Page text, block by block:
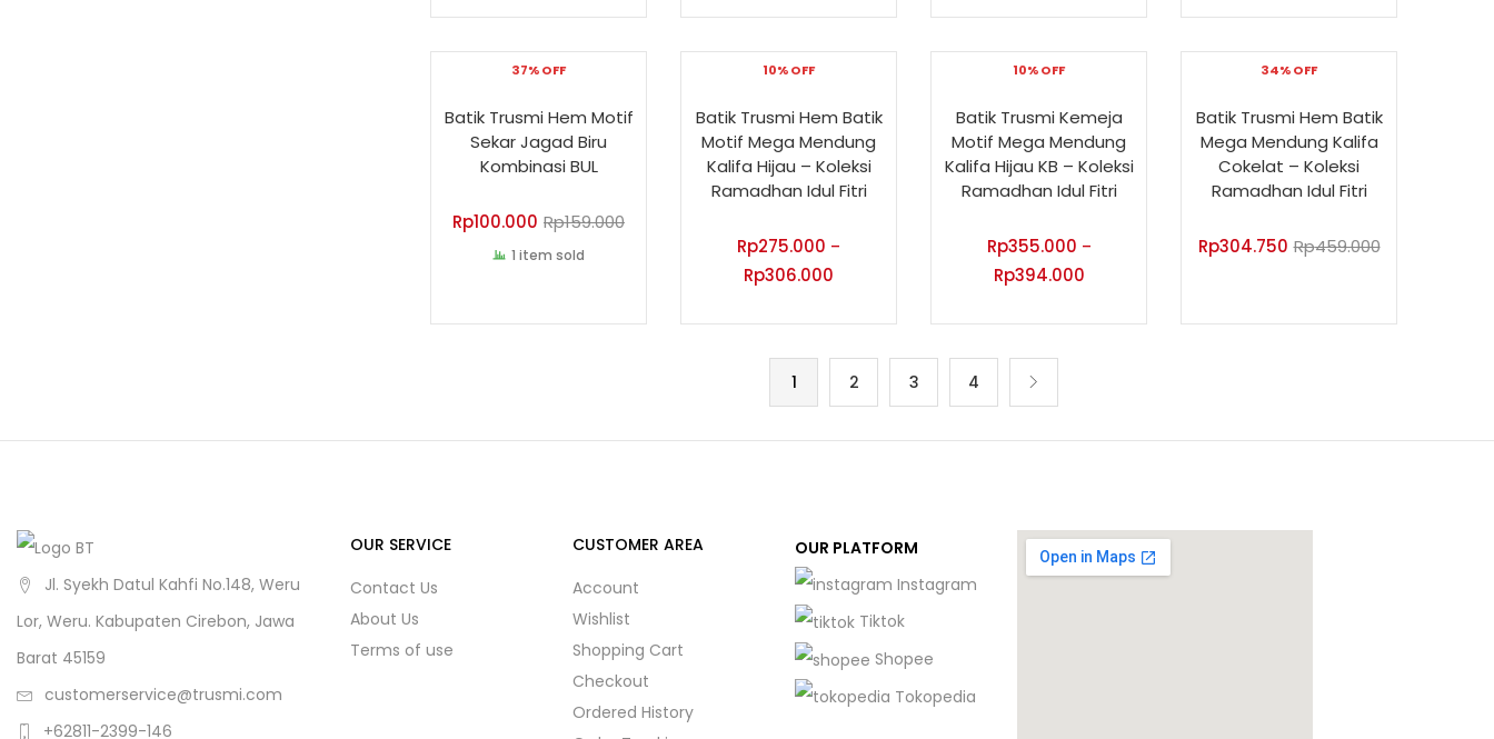
37% OFF
Batik Trusmi Hem Motif
Sekar Jagad Biru
Kombinasi BUL
Rp100.000 Rp159.000
1 item sold
10% OFF
Batik Trusmi Hem Batik
Motif Mega Mendung
Kalifa Hijau – Koleksi
Ramadhan Idul Fitri
Rp275.000 –
Rp306.000
10% OFF
Batik Trusmi Kemeja
Motif Mega Mendung
Kalifa Hijau KB – Koleksi
Ramadhan Idul Fitri
Rp355.000 –
Rp394.000
34% OFF
Batik Trusmi Hem Batik
Mega Mendung Kalifa
Cokelat – Koleksi
Ramadhan Idul Fitri
Rp304.750 Rp459.000
1 2 3 4
Jl. Syekh Datul Kahfi No.148, Weru
Lor, Weru. Kabupaten Cirebon, Jawa
Barat 45159
customerservice@trusmi.com
+62811-2399-146
OUR SERVICE
Contact Us
About Us
Terms of use
CUSTOMER AREA
Account
Wishlist
Shopping Cart
Checkout
Ordered History
OUR PLATFORM
Instagram
Tiktok
Shopee
Tokopedia